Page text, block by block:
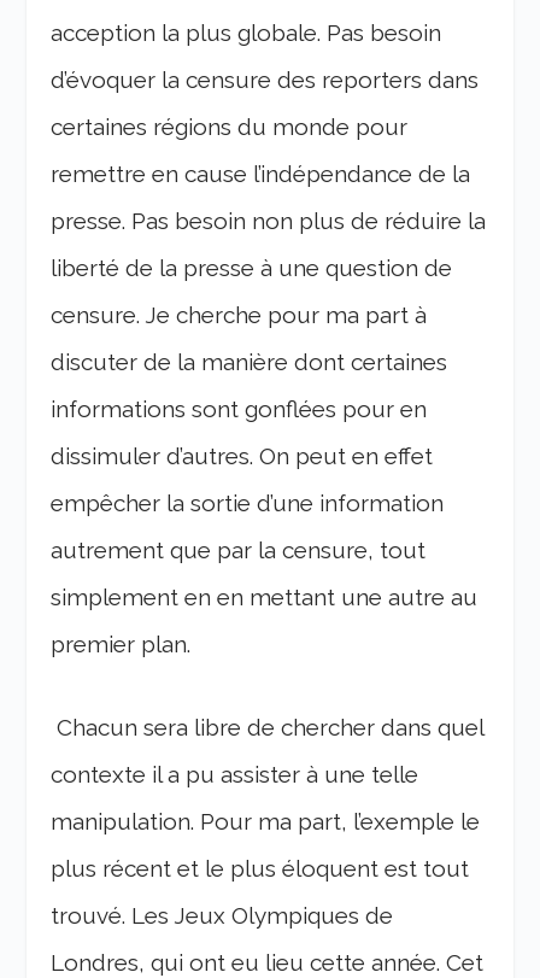
acception la plus globale. Pas besoin
d’évoquer la censure des reporters dans
certaines régions du monde pour
remettre en cause l’indépendance de la
presse. Pas besoin non plus de réduire la
liberté de la presse à une question de
censure. Je cherche pour ma part à
discuter de la manière dont certaines
informations sont gonflées pour en
dissimuler d’autres. On peut en effet
empêcher la sortie d’une information
autrement que par la censure, tout
simplement en en mettant une autre au
premier plan.
Chacun sera libre de chercher dans quel
contexte il a pu assister à une telle
manipulation. Pour ma part, l’exemple le
plus récent et le plus éloquent est tout
trouvé. Les Jeux Olympiques de
Londres, qui ont eu lieu cette année. Cet